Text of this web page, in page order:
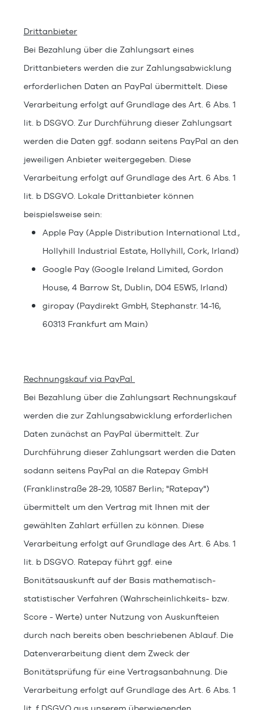
Drittanbieter
Bei Bezahlung über die Zahlungsart eines
Drittanbieters werden die zur Zahlungsabwicklung
erforderlichen Daten an PayPal übermittelt. Diese
Verarbeitung erfolgt auf Grundlage des Art. 6 Abs. 1
lit. b DSGVO. Zur Durchführung dieser Zahlungsart
werden die Daten ggf. sodann seitens PayPal an den
jeweiligen Anbieter weitergegeben. Diese
Verarbeitung erfolgt auf Grundlage des Art. 6 Abs. 1
lit. b DSGVO. Lokale Drittanbieter können
beispielsweise sein:
Apple Pay (Apple Distribution International Ltd.,
Hollyhill Industrial Estate, Hollyhill, Cork, Irland)
Google Pay (Google Ireland Limited, Gordon
House, 4 Barrow St, Dublin, D04 E5W5, Irland)
giropay (Paydirekt GmbH, Stephanstr. 14-16,
60313 Frankfurt am Main)
Rechnungskauf via PayPal
Bei Bezahlung über die Zahlungsart Rechnungskauf
werden die zur Zahlungsabwicklung erforderlichen
Daten zunächst an PayPal übermittelt. Zur
Durchführung dieser Zahlungsart werden die Daten
sodann seitens PayPal an die Ratepay GmbH
(Franklinstraße 28-29, 10587 Berlin; "Ratepay")
übermittelt um den Vertrag mit Ihnen mit der
gewählten Zahlart erfüllen zu können. Diese
Verarbeitung erfolgt auf Grundlage des Art. 6 Abs. 1
lit. b DSGVO. Ratepay führt ggf. eine
Bonitätsauskunft auf der Basis mathematisch-
statistischer Verfahren (Wahrscheinlichkeits- bzw.
Score - Werte) unter Nutzung von Auskunfteien
durch nach bereits oben beschriebenen Ablauf. Die
Datenverarbeitung dient dem Zweck der
Bonitätsprüfung für eine Vertragsanbahnung. Die
Verarbeitung erfolgt auf Grundlage des Art. 6 Abs. 1
lit. f DSGVO aus unserem überwiegenden